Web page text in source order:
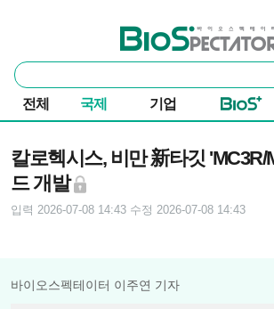
바이오스펙테이터
통
합
검
색
전체 국제 기업
칼로헥시스, 비만 新타깃 'MC3R/
드 개발
입력 2026-07-08 14:43 수정 2026-07-08 14:43
바이오스펙테이터 이주연 기자